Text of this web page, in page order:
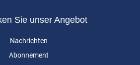
Sie unser Angebot
Nachrichten
Abonnement